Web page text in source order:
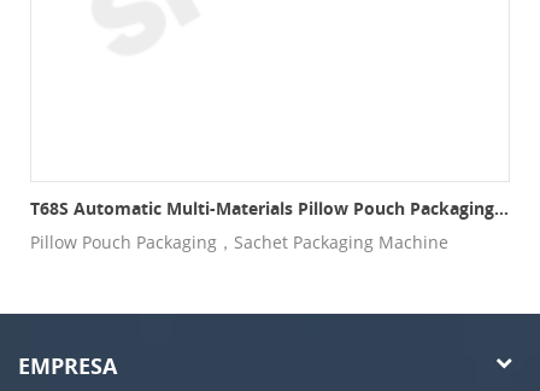
T68S Automatic Multi-Materials Pillow Pouch Packaging Production Line
Pillow Pouch Packaging，Sachet Packaging Machine
EMPRESA